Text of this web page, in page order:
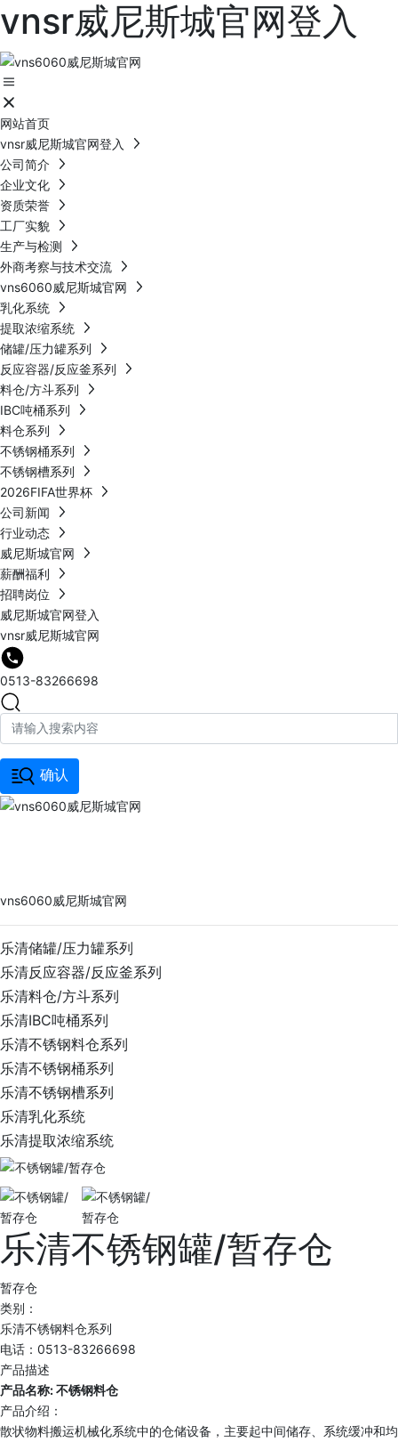
vnsr威尼斯城官网登入
网站首页
vnsr威尼斯城官网登入
公司简介
企业文化
资质荣誉
工厂实貌
生产与检测
外商考察与技术交流
vns6060威尼斯城官网
乳化系统
提取浓缩系统
储罐/压力罐系列
反应容器/反应釜系列
料仓/方斗系列
IBC吨桶系列
料仓系列
不锈钢桶系列
不锈钢槽系列
2026FIFA世界杯
公司新闻
行业动态
威尼斯城官网
薪酬福利
招聘岗位
威尼斯城官网登入
vnsr威尼斯城官网
0513-83266698
确认
vns6060威尼斯城官网
乐清储罐/压力罐系列
乐清反应容器/反应釜系列
乐清料仓/方斗系列
乐清IBC吨桶系列
乐清不锈钢料仓系列
乐清不锈钢桶系列
乐清不锈钢槽系列
乐清乳化系统
乐清提取浓缩系统
乐清不锈钢罐/暂存仓
暂存仓
类别：
乐清不锈钢料仓系列
电话：0513-83266698
产品描述
产品名称: 不锈钢料仓
产品介绍：
散状物料搬运机械化系统中的仓储设备，主要起中间储存、系统缓冲和均